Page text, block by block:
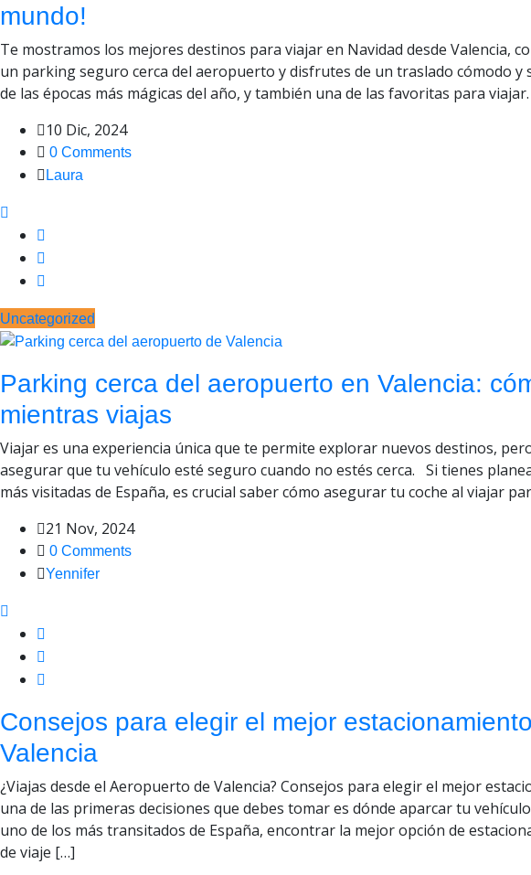
mundo!
Te mostramos los mejores destinos para viajar en Navidad desde Valencia,
un parking seguro cerca del aeropuerto y disfrutes de un traslado cómodo y
de las épocas más mágicas del año, y también una de las favoritas para
10 Dic, 2024
0 Comments
Laura
Uncategorized
Parking cerca del aeropuerto en Valencia:
mientras viajas
Viajar es una experiencia única que te permite explorar nuevos destinos,
asegurar que tu vehículo esté seguro cuando no estés cerca. Si tienes
más visitadas de España, es crucial saber cómo asegurar tu coche al viajar
21 Nov, 2024
0 Comments
Yennifer
Consejos para elegir el mejor
Valencia
¿Viajas desde el Aeropuerto de Valencia? Consejos para elegir el mejor
una de las primeras decisiones que debes tomar es dónde aparcar tu
uno de los más transitados de España, encontrar la mejor opción de
de viaje […]